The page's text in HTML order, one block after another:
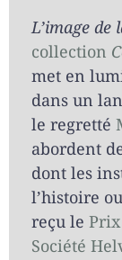
L’image de
collection
met en
dans un
le regretté
abordent
dont les
l’histoire
reçu le
Société